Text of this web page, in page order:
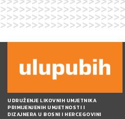
UDRUŽENJE LIKOVNIH UMJETNIKA
PRIMIJENJENIH UMJETNOSTI I
DIZAJNERA U BOSNI I HERCEGOVINI